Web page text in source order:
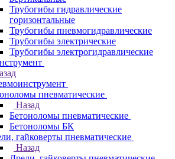
Трубогибы гидравлические
горизонтальные
Трубогибы пневмогидравлические
Трубогибы электрические
Трубогибы электрогидравлические
пневматические
Назад
Бетоноломы пневматические
Бетоноломы БК
гайковерты пневматические
Назад